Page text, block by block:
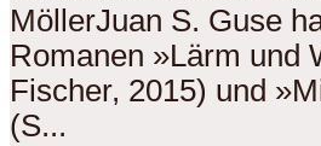
MöllerJuan S. Guse
Romanen »Lärm und
Fischer, 2015) und
(S...